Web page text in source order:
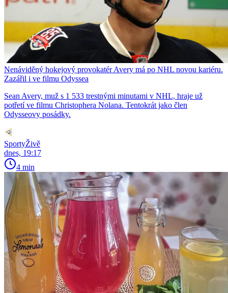
Nenáviděný hokejový provokatér Avery má po NHL novou kariéru.
Zazářil i ve filmu Odyssea
Sean Avery, muž s 1 533 trestnými minutami v NHL, hraje už
potřetí ve filmu Christophera Nolana. Tentokrát jako člen
Odysseovy posádky.
SportyŽivě
dnes, 19:17
4 min